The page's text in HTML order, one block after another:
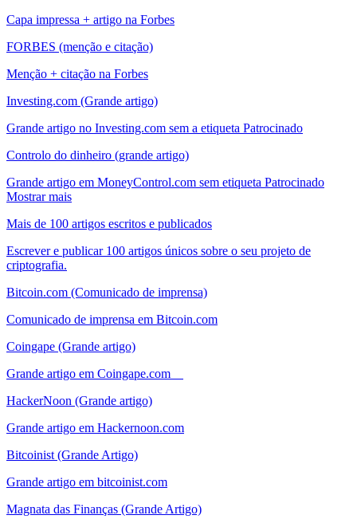
Capa impressa + artigo na Forbes
FORBES (menção e citação)
Menção + citação na Forbes
Investing.com (Grande artigo)
Grande artigo no Investing.com sem a etiqueta Patrocinado
Controlo do dinheiro (grande artigo)
Grande artigo em MoneyControl.com sem etiqueta Patrocinado
Mostrar mais
Mais de 100 artigos escritos e publicados
Escrever e publicar 100 artigos únicos sobre o seu projeto de
criptografia.
Bitcoin.com (Comunicado de imprensa)
Comunicado de imprensa em Bitcoin.com
Coingape (Grande artigo)
Grande artigo em Coingape.com
HackerNoon (Grande artigo)
Grande artigo em Hackernoon.com
Bitcoinist (Grande Artigo)
Grande artigo em bitcoinist.com
Magnata das Finanças (Grande Artigo)